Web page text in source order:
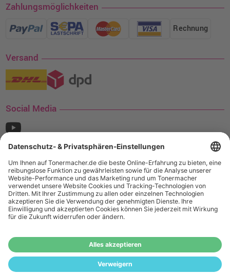
Zahlungsmöglichkeiten
Rechnung
Versand
Social Media
¹ Nur gültig für den Versand innerhalb Deutschlands. Befindet sich ein Warenwert
von mindestens 35€ (inkl. Mwst.) an Ampertec Artikeln in Ihrem Warenkorb, ist der
Versand für Sie kostenfrei.
Das Angebot von tonermacher.de richtet sich